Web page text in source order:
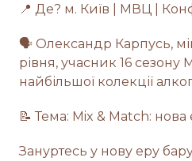
📍 Де? м. Київ | МВЦ |
🗣 Олександр Карпусь,
рівня, учасник 16
найбільшої колекції
📝 Тема: Mix & Match: нова
Зануртесь у нову еру